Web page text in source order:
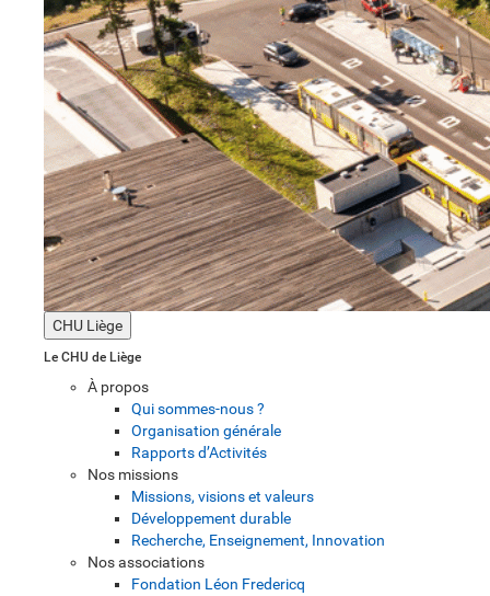
CHU Liège
Le CHU de Liège
À propos
Qui sommes-nous ?
Organisation générale
Rapports d’Activités
Nos missions
Missions, visions et valeurs
Développement durable
Recherche, Enseignement, Innovation
Nos associations
Fondation Léon Fredericq